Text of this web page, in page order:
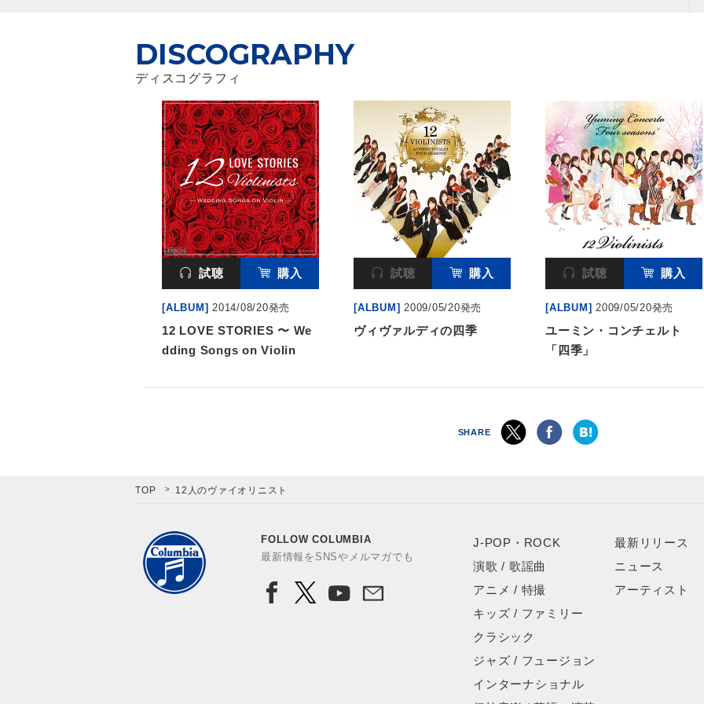
DISCOGRAPHY
ディスコグラフィ
試聴 購入
[ALBUM] 2014/08/20発売
12 LOVE STORIES 〜 We
dding Songs on Violin
試聴 購入
[ALBUM] 2009/05/20発売
ヴィヴァルディの四季
試聴 購入
[ALBUM] 2009/05/20発売
ユーミン・コンチェルト
「四季」
SHARE
TOP 12人のヴァイオリニスト
FOLLOW COLUMBIA
最新情報をSNSやメルマガでも
J-POP・ROCK
演歌 / 歌謡曲
アニメ / 特撮
キッズ / ファミリー
クラシック
ジャズ / フュージョン
インターナショナル
最新リリース
ニュース
アーティスト